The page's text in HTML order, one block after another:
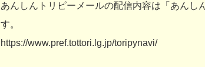
あんしんトリピーメールの配信内容は「あんし
す。
https://www.pref.tottori.lg.jp/toripynavi/